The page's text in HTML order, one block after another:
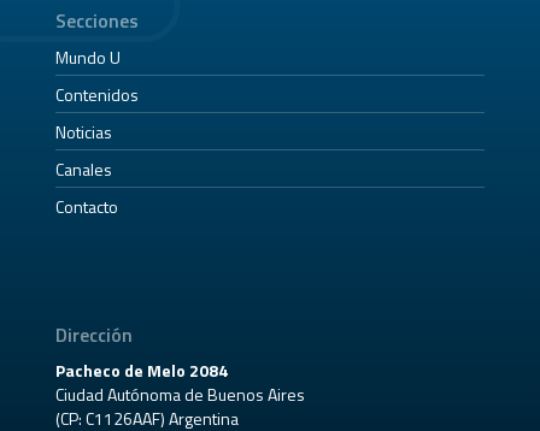
Secciones
Mundo U
Contenidos
Noticias
Canales
Contacto
Dirección
Pacheco de Melo 2084
Ciudad Autónoma de Buenos Aires
(CP: C1126AAF) Argentina